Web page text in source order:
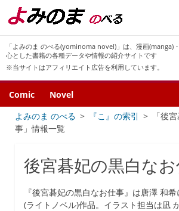
「よみのま のべる(yominoma novel)」は、漫画(manga)
心とした書籍の各種データや情報の紹介サイトです
※当サイトはアフィリエイト広告を利用しています。
Comic
Novel
よみのま のべる
『こ』の索引
「後
事」情報一覧
後宮碁妃の黒白な
『後宮碁妃の黒白なお仕事』は唐澤 和
(ライトノベル)作品。イラスト担当は凪